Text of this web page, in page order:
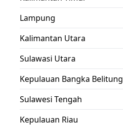
Lampung
Kalimantan Utara
Sulawasi Utara
Kepulauan Bangka Belitung
Sulawesi Tengah
Kepulauan Riau